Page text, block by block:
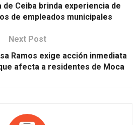
de Ceiba brinda experiencia de
de empleados municipales
Next Post
Ramos exige acción inmediata
afecta a residentes de Moca